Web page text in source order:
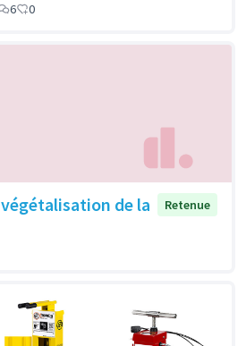
6 0
de la
Retenue